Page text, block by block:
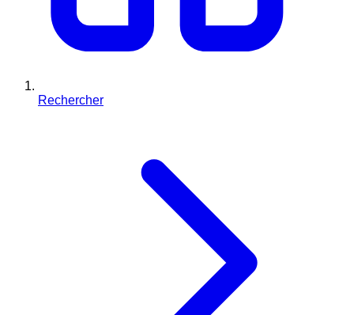
Rechercher